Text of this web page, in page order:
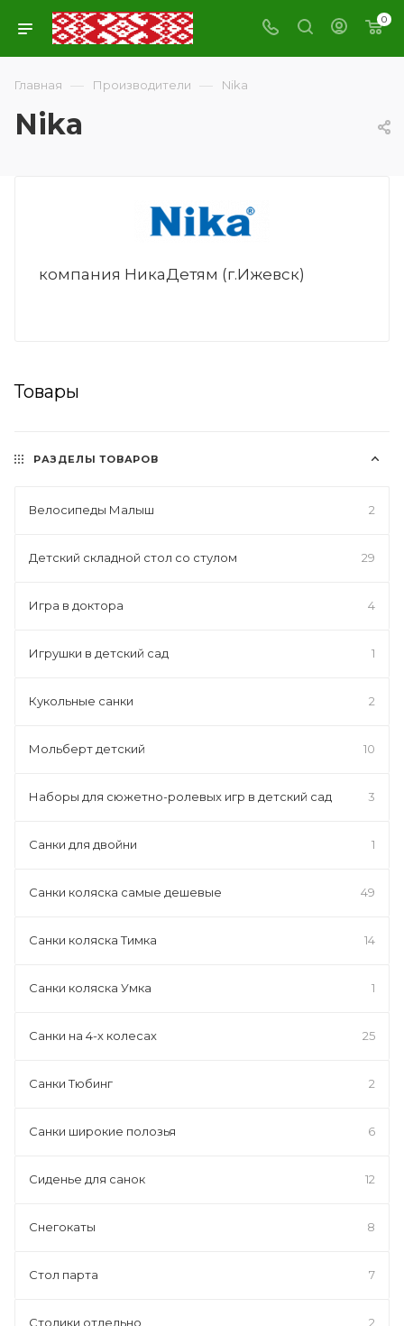
0
Главная — Производители — Nika
Nika
компания НикаДетям (г.Ижевск)
Товары
РАЗДЕЛЫ ТОВАРОВ
Велосипеды Малыш 2
Детский складной стол со стулом 29
Игра в доктора 4
Игрушки в детский сад 1
Кукольные санки 2
Мольберт детский 10
Наборы для сюжетно-ролевых игр в детский сад 3
Санки для двойни 1
Санки коляска самые дешевые 49
Санки коляска Тимка 14
Санки коляска Умка 1
Санки на 4-х колесах 25
Санки Тюбинг 2
Санки широкие полозья 6
Сиденье для санок 12
Снегокаты 8
Стол парта 7
Столики отдельно 2